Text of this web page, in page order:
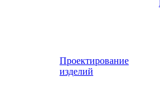
Проектирование
изделий